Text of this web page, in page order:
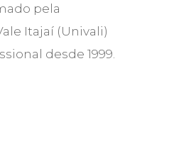
pela
Itajaí (Univali)
desde 1999.